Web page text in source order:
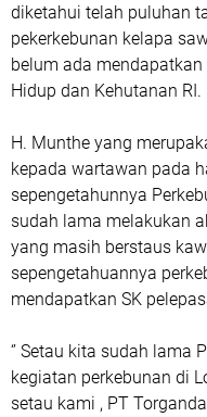
diketahui telah puluhan
pekerkebunan kelapa
belum ada
Hidup dan Kehutanan RI.
H. Munthe yang
kepada wartawan pada
sepengetahunnya
sudah lama melakukan
yang masih berstaus
sepengetahuannya
mendapatkan SK
‘’ Setau kita sudah lama
kegiatan perkebunan di
setau kami , PT